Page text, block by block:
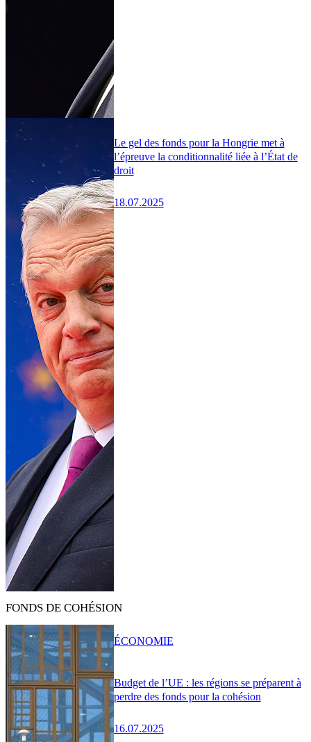
Le gel des fonds pour la Hongrie met à
l’épreuve la conditionnalité liée à l’État de
droit
18.07.2025
FONDS DE COHÉSION
Budget de l’UE : les régions se préparent à
perdre des fonds pour la cohésion
16.07.2025
ÉCONOMIE